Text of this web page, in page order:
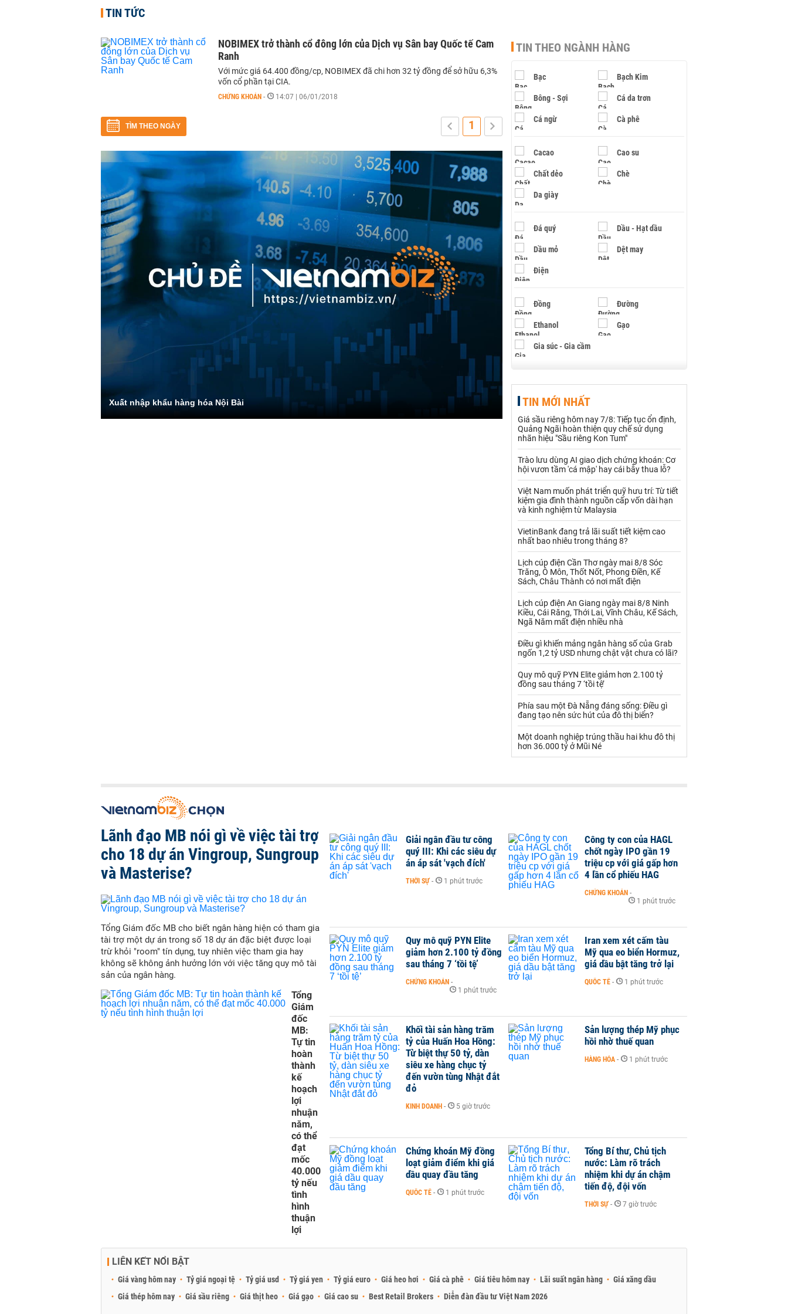
TIN TỨC
NOBIMEX trở thành cổ đông lớn của Dịch vụ Sân bay Quốc tế Cam
Ranh
Với mức giá 64.400 đồng/cp, NOBIMEX đã chi hơn 32 tỷ đồng để sở hữu 6,3%
vốn cổ phần tại CIA.
CHỨNG KHOÁN - 14:07 | 06/01/2018
TÌM THEO NGÀY 1
Xuất nhập khẩu hàng hóa Nội Bài
TIN THEO NGÀNH HÀNG
Bạc Bạch Kim
Bông - Sợi Cá da trơn
Cá ngừ Cà phê
Cacao Cao su
Chất dẻo Chè
Da giày
Đá quý Dầu - Hạt dầu
Dầu mỏ Dệt may
Điện
Đồng Đường
Ethanol Gạo
Gia súc - Gia cầm
Hạt điều
Khí đốt
Kim loại khác Mắc ca
Ngũ cốc
Nhựa - Hạt nhựa
Palladium Phân bón
Rau - Củ -Quả Sắt thép
Sữa
Than Thức ăn chăn nuôi
Thủy hải sản khác Tôm
Vàng
VLXD khác
Xi măng - Clynker
TIN MỚI NHẤT
Giá sầu riêng hôm nay 7/8: Tiếp tục ổn định,
Quảng Ngãi hoàn thiện quy chế sử dụng
nhãn hiệu "Sầu riêng Kon Tum"
Trào lưu dùng AI giao dịch chứng khoán: Cơ
hội vươn tầm 'cá mập' hay cái bẫy thua lỗ?
Việt Nam muốn phát triển quỹ hưu trí: Từ tiết
kiệm gia đình thành nguồn cấp vốn dài hạn
và kinh nghiệm từ Malaysia
VietinBank đang trả lãi suất tiết kiệm cao
nhất bao nhiêu trong tháng 8?
Lịch cúp điện Cần Thơ ngày mai 8/8 Sóc
Trăng, Ô Môn, Thốt Nốt, Phong Điền, Kế
Sách, Châu Thành có nơi mất điện
Lịch cúp điện An Giang ngày mai 8/8 Ninh
Kiều, Cái Răng, Thới Lai, Vĩnh Châu, Kế Sách,
Ngã Năm mất điện nhiều nhà
Điều gì khiến mảng ngân hàng số của Grab
ngốn 1,2 tỷ USD nhưng chật vật chưa có lãi?
Quy mô quỹ PYN Elite giảm hơn 2.100 tỷ
đồng sau tháng 7 ‘tồi tệ’
Phía sau một Đà Nẵng đáng sống: Điều gì
đang tạo nên sức hút của đô thị biển?
Một doanh nghiệp trúng thầu hai khu đô thị
hơn 36.000 tỷ ở Mũi Né
Lãnh đạo MB nói gì về việc tài trợ
cho 18 dự án Vingroup, Sungroup
và Masterise?
Tổng Giám đốc MB cho biết ngân hàng hiện có tham gia
tài trợ một dự án trong số 18 dự án đặc biệt được loại
trừ khỏi "room" tín dụng, tuy nhiên việc tham gia hay
không sẽ không ảnh hưởng lớn với việc tăng quy mô tài
sản của ngân hàng.
Tổng
Giám
đốc
MB:
Tự tin
hoàn
thành
kế
hoạch
lợi
nhuận
năm,
có thể
đạt
mốc
40.000
tỷ nếu
tình
hình
thuận
lợi
Giải ngân đầu tư công
quý III: Khi các siêu dự
án áp sát 'vạch đích'
THỜI SỰ - 1 phút trước
Công ty con của HAGL
chốt ngày IPO gần 19
triệu cp với giá gấp hơn
4 lần cổ phiếu HAG
CHỨNG KHOÁN -
1 phút trước
Quy mô quỹ PYN Elite
giảm hơn 2.100 tỷ đồng
sau tháng 7 ‘tồi tệ’
CHỨNG KHOÁN -
1 phút trước
Iran xem xét cấm tàu
Mỹ qua eo biển Hormuz,
giá dầu bật tăng trở lại
QUỐC TẾ - 1 phút trước
Khối tài sản hàng trăm
tỷ của Huấn Hoa Hồng:
Từ biệt thự 50 tỷ, dàn
siêu xe hàng chục tỷ
đến vườn tùng Nhật đắt
đỏ
KINH DOANH - 5 giờ trước
Sản lượng thép Mỹ phục
hồi nhờ thuế quan
HÀNG HÓA - 1 phút trước
Chứng khoán Mỹ đồng
loạt giảm điểm khi giá
dầu quay đầu tăng
QUỐC TẾ - 1 phút trước
Tổng Bí thư, Chủ tịch
nước: Làm rõ trách
nhiệm khi dự án chậm
tiến độ, đội vốn
THỜI SỰ - 7 giờ trước
LIÊN KẾT NỔI BẬT
Giá vàng hôm nay Tỷ giá ngoại tệ Tỷ giá usd Tỷ giá yen Tỷ giá euro Giá heo hơi Giá cà phê Giá tiêu hôm nay Lãi suất ngân hàng
Giá xăng dầu
Giá thép hôm nay
Giá sầu riêng Giá thịt heo Giá gạo Giá cao su Best Retail Brokers Diễn đàn đầu tư Việt Nam 2026